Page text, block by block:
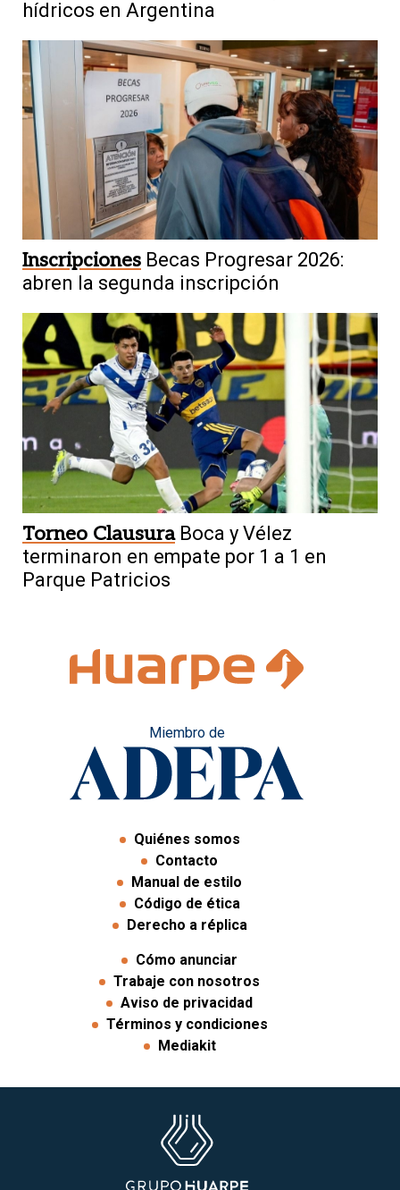
hídricos en Argentina
Inscripciones Becas Progresar 2026:
abren la segunda inscripción
Torneo Clausura Boca y Vélez
terminaron en empate por 1 a 1 en
Parque Patricios
Miembro de
Quiénes somos
Contacto
Manual de estilo
Código de ética
Derecho a réplica
Cómo anunciar
Trabaje con nosotros
Aviso de privacidad
Términos y condiciones
Mediakit